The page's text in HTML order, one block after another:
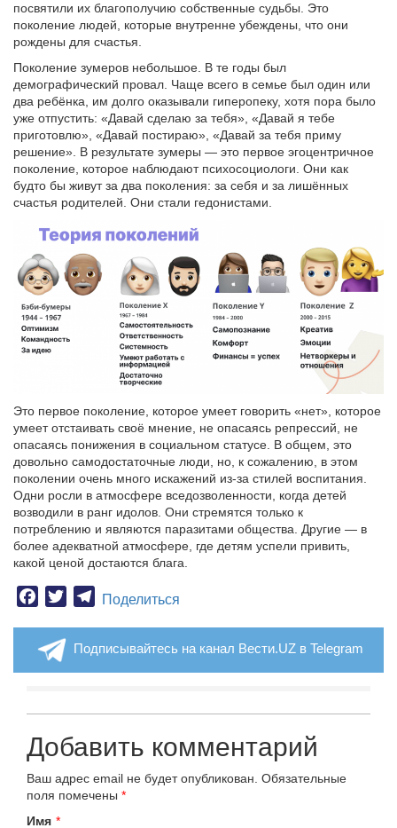
посвятили их благополучию собственные судьбы. Это
поколение людей, которые внутренне убеждены, что они
рождены для счастья.
Поколение зумеров небольшое. В те годы был
демографический провал. Чаще всего в семье был один или
два ребёнка, им долго оказывали гиперопеку, хотя пора было
уже отпустить: «Давай сделаю за тебя», «Давай я тебе
приготовлю», «Давай постираю», «Давай за тебя приму
решение». В результате зумеры — это первое эгоцентричное
поколение, которое наблюдают психосоциологи. Они как
будто бы живут за два поколения: за себя и за лишённых
счастья родителей. Они стали гедонистами.
Это первое поколение, которое умеет говорить «нет», которое
умеет отстаивать своё мнение, не опасаясь репрессий, не
опасаясь понижения в социальном статусе. В общем, это
довольно самодостаточные люди, но, к сожалению, в этом
поколении очень много искажений из-за стилей воспитания.
Одни росли в атмосфере вседозволенности, когда детей
возводили в ранг идолов. Они стремятся только к
потреблению и являются паразитами общества. Другие — в
более адекватной атмосфере, где детям успели привить,
какой ценой достаются блага.
Facebook
TwitterTelegram
Поделиться
Подписывайтесь на канал Вести.UZ в Telegram
Добавить комментарий
Ваш адрес email не будет опубликован. Обязательные
поля помечены *
Имя *